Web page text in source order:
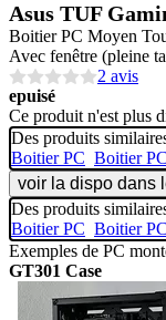
Asus TUF
Boitier PC Moyen
Avec fenêtre (pleine
2 avis
epuisé
Ce produit n'est plus
Des produits
Boitier PC Boitier
voir la dispo dans
Des produits
Boitier PC Boitier
Exemples de PC
GT301 Case